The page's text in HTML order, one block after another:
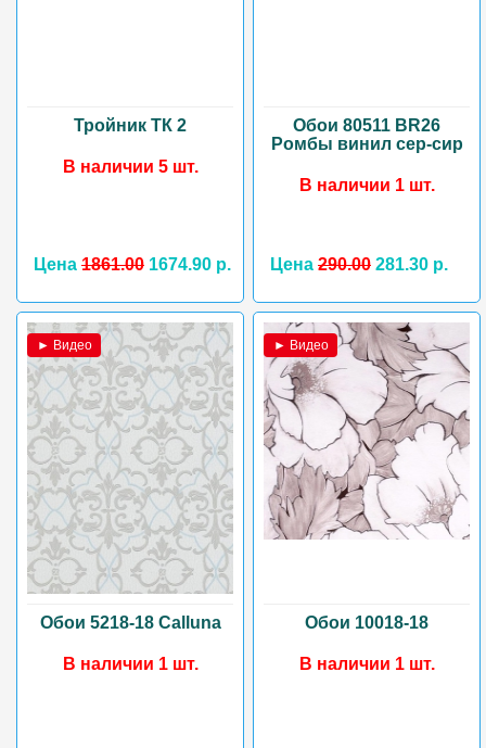
Тройник ТК 2
В наличии 5 шт.
Цена 1861.00 1674.90 р.
Обои 80511 BR26
Ромбы винил сер-сир
В наличии 1 шт.
Цена 290.00 281.30 р.
► Видео
Обои 5218-18 Calluna
В наличии 1 шт.
► Видео
Обои 10018-18
В наличии 1 шт.